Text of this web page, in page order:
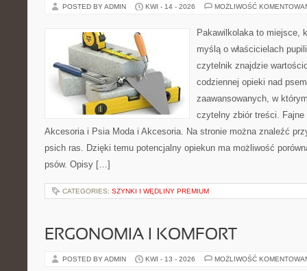
POSTED BY ADMIN KWI - 14 - 2026 MOŻLIWOŚĆ
Pakawilkolaka to miejsce,
myślą o właścicielach
czytelnik znajdzie
codziennej opieki nad
zaawansowanych, w
czytelny zbiór treści.
Akcesoria i Psia Moda i Akcesoria. Na stronie można znaleźć
psich ras. Dzięki temu potencjalny opiekun ma możliwość
psów. Opisy […]
CATEGORIES: SZYNKI I WĘDLINY PREMIUM
ERGONOMIA I KOMFORT
POSTED BY ADMIN KWI - 13 - 2026 MOŻLIWOŚĆ